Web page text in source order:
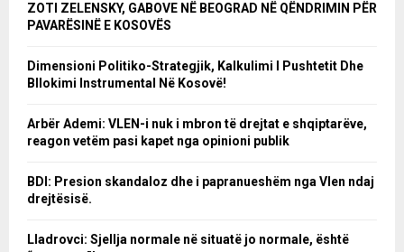
ZOTI ZELENSKY, GABOVE NË BEOGRAD NË QËNDRIMIN PËR
PAVARËSINË E KOSOVËS
Dimensioni Politiko-Strategjik, Kalkulimi I Pushtetit Dhe
Bllokimi Instrumental Në Kosovë!
Arbër Ademi: VLEN-i nuk i mbron të drejtat e shqiptarëve,
reagon vetëm pasi kapet nga opinioni publik
BDI: Presion skandaloz dhe i papranueshëm nga Vlen ndaj
drejtësisë.
Lladrovci: Sjellja normale në situatë jo normale, është